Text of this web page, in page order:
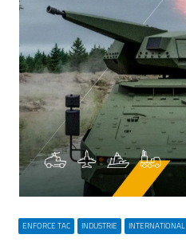
ENFORCE TAC INDUSTRIE INTERNATIONAL